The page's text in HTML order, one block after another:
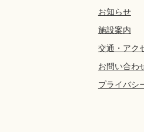
お知らせ
施設案内
交通・アク
お問い合わ
プライバシ